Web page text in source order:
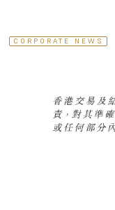
CORPORATE NEWS